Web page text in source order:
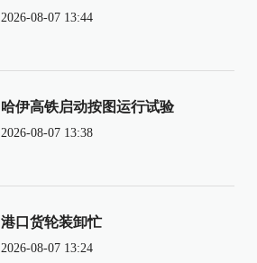
2026-08-07 13:44
哈伊高铁启动按图运行试验
2026-08-07 13:38
港口货轮装卸忙
2026-08-07 13:24